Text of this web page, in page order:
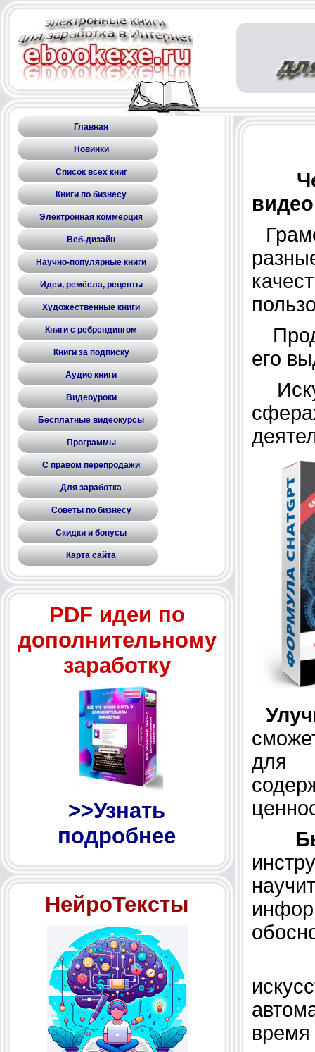
Главная
Новинки
Список всех книг
Книги по бизнесу
Электронная коммерция
Веб-дизайн
Научно-популярные книги
Идеи, ремёсла, рецепты
Художественные книги
Книги с ребрендингом
Книги за подписку
Аудио книги
Видеоуроки
Бесплатные видеокурсы
Программы
С правом перепродажи
Для заработка
Советы по бизнесу
Скидки и бонусы
Карта сайта
PDF идеи по
дополнительному
заработку
>>Узнать
подробнее
НейроТексты
его
для